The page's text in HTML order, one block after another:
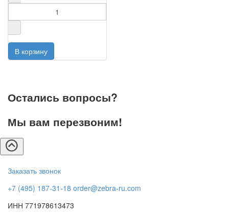
Остались вопросы?
Мы вам перезвоним!
Заказать звонок
+7 (495) 187-31-18 order@zebra-ru.com
ИНН 771978613473